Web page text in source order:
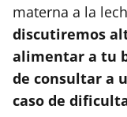
materna a la
discutiremos
alimentar a tu
de consultar a
caso de